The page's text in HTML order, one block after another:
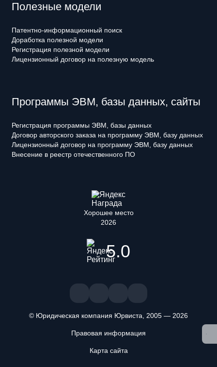
Полезные модели
Патентно-информационный поиск
Доработка полезной модели
Регистрация полезной модели
Лицензионный договор на полезную модель
Программы ЭВМ, базы данных, сайты
Регистрация программы ЭВМ, базы данных
Договор авторского заказа на программу ЭВМ, базу данных
Лицензионный договор на программу ЭВМ, базу данных
Внесение в реестр отечественного ПО
Хорошее место
2026
5.0
© Юридическая компания Юрвиста, 2005 — 2026
Правовая информация
Карта сайта
подтверждаете, что ознакомлены и принимаете условия